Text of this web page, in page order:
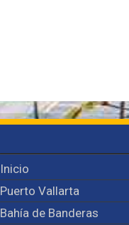
Inicio
Puerto Vallarta
Bahía de Banderas